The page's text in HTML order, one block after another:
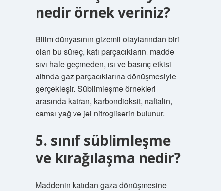
nedir örnek veriniz?
Bilim dünyasının gizemli olaylarından biri
olan bu süreç, katı parçacıkların, madde
sıvı hale geçmeden, ısı ve basınç etkisi
altında gaz parçacıklarına dönüşmesiyle
gerçekleşir. Süblimleşme örnekleri
arasında katran, karbondioksit, naftalin,
camsı yağ ve jel nitrogliserin bulunur.
5. sınıf süblimleşme
ve kırağılaşma nedir?
Maddenin katıdan gaza dönüşmesine